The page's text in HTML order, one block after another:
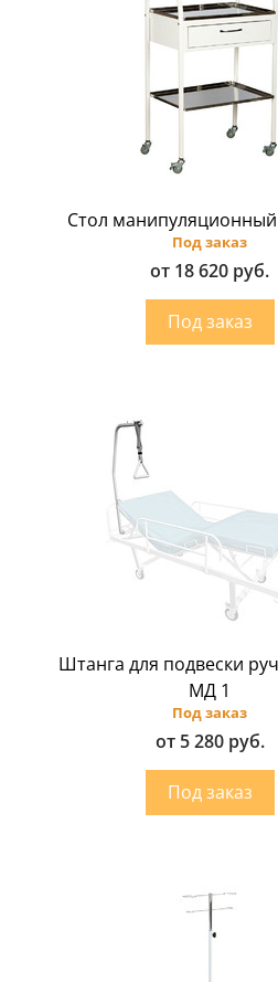
Стол
Под заказ
от 18 620 руб.
Штанга для подвески
МД 1
Под заказ
от 5 280 руб.